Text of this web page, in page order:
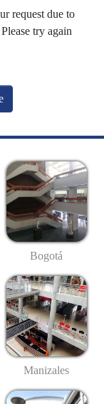
request due to
try again
Bogotá
Manizales